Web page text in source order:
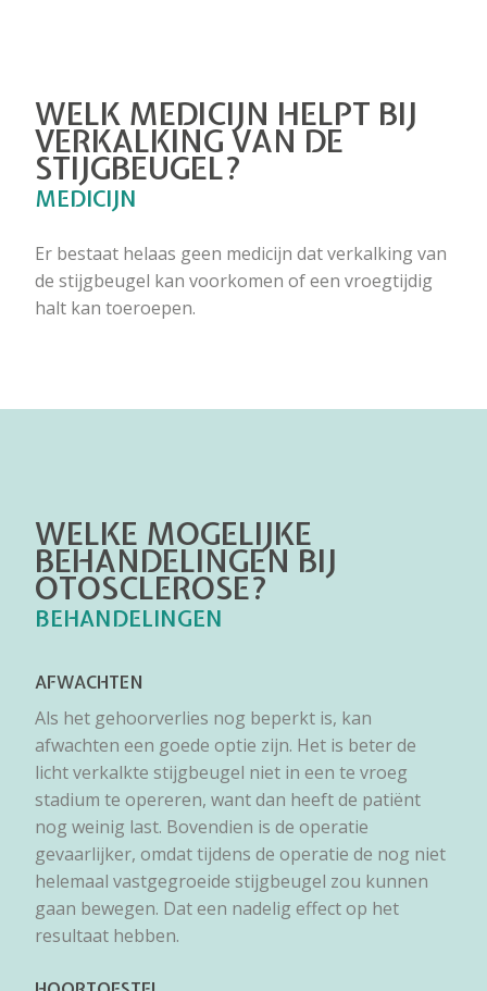
WELK MEDICIJN HELPT BIJ
VERKALKING VAN DE
STIJGBEUGEL?
MEDICIJN
Er bestaat helaas geen medicijn dat verkalking van
de stijgbeugel kan voorkomen of een vroegtijdig
halt kan toeroepen.
WELKE MOGELIJKE
BEHANDELINGEN BIJ
OTOSCLEROSE?
BEHANDELINGEN
AFWACHTEN
Als het gehoorverlies nog beperkt is, kan
afwachten een goede optie zijn. Het is beter de
licht verkalkte stijgbeugel niet in een te vroeg
stadium te opereren, want dan heeft de patiënt
nog weinig last. Bovendien is de operatie
gevaarlijker, omdat tijdens de operatie de nog niet
helemaal vastgegroeide stijgbeugel zou kunnen
gaan bewegen. Dat een nadelig effect op het
resultaat hebben.